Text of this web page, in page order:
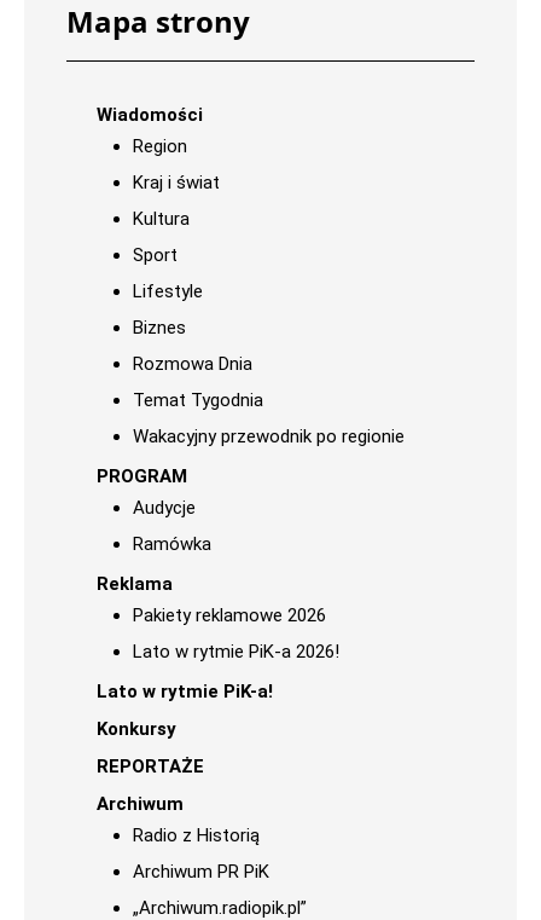
Mapa strony
Wiadomości
Region
Kraj i świat
Kultura
Sport
Lifestyle
Biznes
Rozmowa Dnia
Temat Tygodnia
Wakacyjny przewodnik po regionie
PROGRAM
Audycje
Ramówka
Reklama
Pakiety reklamowe 2026
Lato w rytmie PiK-a 2026!
Lato w rytmie PiK-a!
Konkursy
REPORTAŻE
Archiwum
Radio z Historią
Archiwum PR PiK
„Archiwum.radiopik.pl”